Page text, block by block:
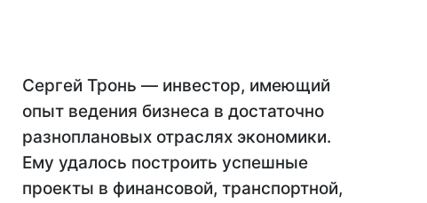
Сергей Тронь — инвестор, имеющий
опыт ведения бизнеса в достаточно
разноплановых отраслях экономики.
Ему удалось построить успешные
проекты в финансовой, транспортной,